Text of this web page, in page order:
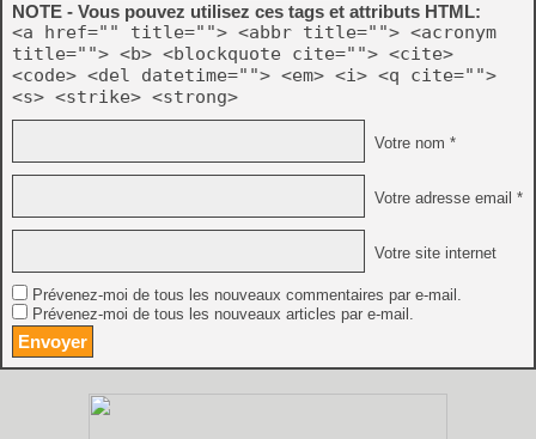
NOTE - Vous pouvez utilisez ces tags et attributs HTML:
<a href="" title=""> <abbr title=""> <acronym
title=""> <b> <blockquote cite=""> <cite>
<code> <del datetime=""> <em> <i> <q cite="">
<s> <strike> <strong>
Votre nom *
Votre adresse email *
Votre site internet
Prévenez-moi de tous les nouveaux commentaires par e-mail.
Prévenez-moi de tous les nouveaux articles par e-mail.